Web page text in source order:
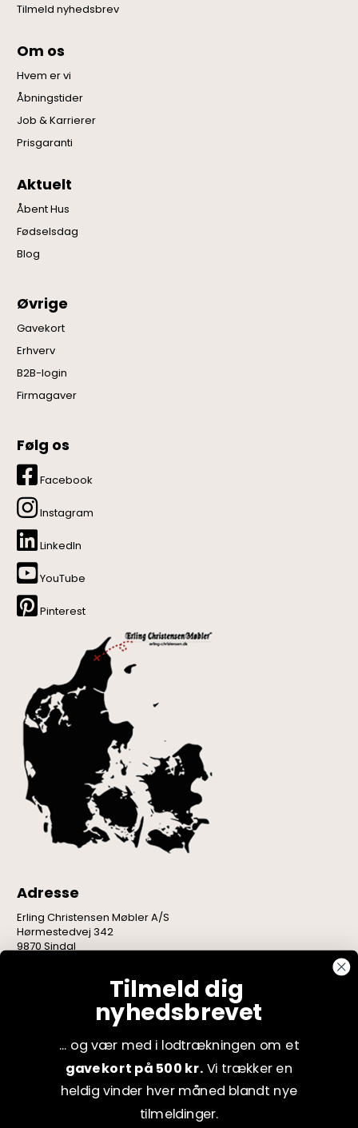
Tilmeld nyhedsbrev
Om os
Hvem er vi
Åbningstider
Job & Karrierer
Prisgaranti
Aktuelt
Åbent Hus
Fødselsdag
Blog
Øvrige
Gavekort
Erhverv
B2B-login
Firmagaver
Følg os
Facebook
Instagram
LinkedIn
YouTube
Pinterest
Adresse
Erling Christensen Møbler A/S
Hørmestedvej 342
9870 Sindal
Tilmeld dig
nyhedsbrevet
... og vær med i lodtrækningen om et
gavekort på 500 kr. Vi trækker en
heldig vinder hver måned blandt nye
tilmeldinger.